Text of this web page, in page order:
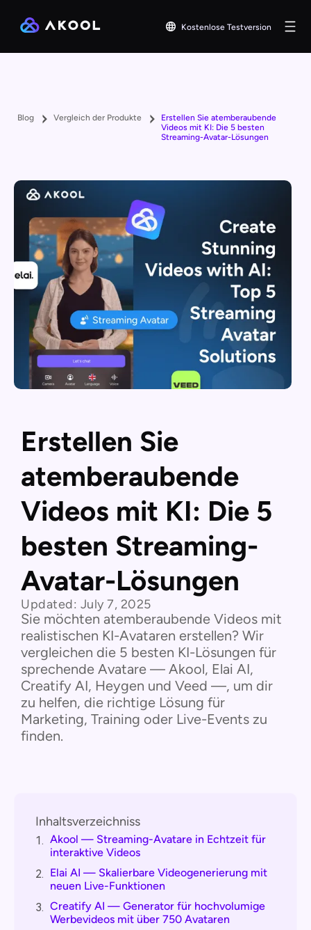
Kostenlose Testversion
Blog Vergleich der Produkte
Erstellen Sie atemberaubende
Videos mit KI: Die 5 besten
Streaming-Avatar-Lösungen
Erstellen Sie
atemberaubende
Videos mit KI: Die 5
besten Streaming-
Avatar-Lösungen
Updated: July 7, 2025
Sie möchten atemberaubende Videos mit
realistischen KI-Avataren erstellen? Wir
vergleichen die 5 besten KI-Lösungen für
sprechende Avatare — Akool, Elai AI,
Creatify AI, Heygen und Veed —, um dir
zu helfen, die richtige Lösung für
Marketing, Training oder Live-Events zu
finden.
Inhaltsverzeichniss
1. Akool — Streaming-Avatare in Echtzeit für
interaktive Videos
2. Elai AI — Skalierbare Videogenerierung mit
neuen Live-Funktionen
3. Creatify AI — Generator für hochvolumige
Werbevideos mit über 750 Avataren